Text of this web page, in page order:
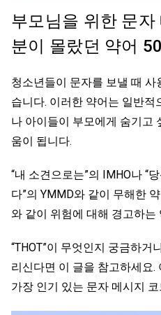
부모님을 위한 문자
분이 몰랐던 약어
청소년들이 문자를 보낼 때
습니다. 이러한 약어는 일반적
나 아이들이 부모에게 숨기고
움이 됩니다.
“내 소견으로는”의 IMHO나 “
다”의 YMMD와 같이 무해한
와 같이 위험에 대해 경고하는
“THOT”이 무엇인지 궁금하거
리신다면 이 글을 참고하세요
가장 인기 있는 문자 메시지